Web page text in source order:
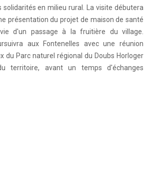
en milieu rural. La visite débutera
présentation du projet de maison de santé
d'un passage à la fruitière du village.
aux Fontenelles avec une réunion
du Parc naturel régional du Doubs Horloger
territoire, avant un temps d'échanges